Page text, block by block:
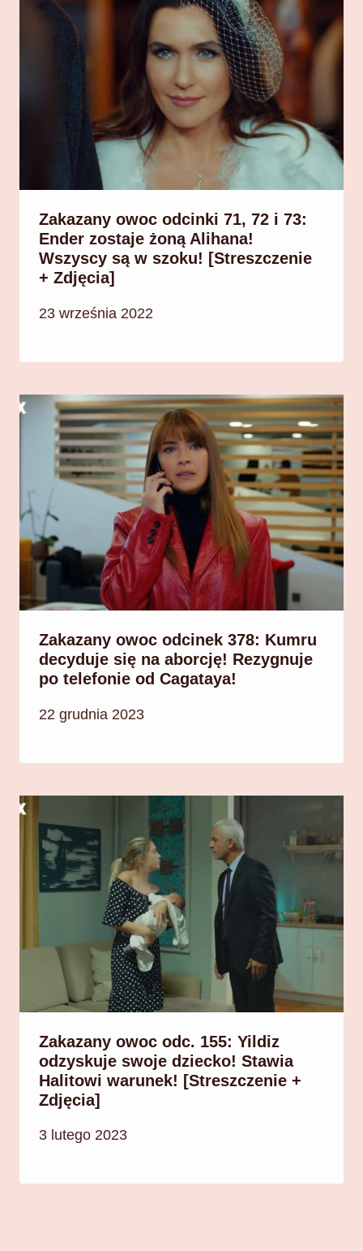
Zakazany owoc odcinki 71, 72 i 73:
Ender zostaje żoną Alihana!
Wszyscy są w szoku! [Streszczenie
+ Zdjęcia]
23 września 2022
Zakazany owoc odcinek 378: Kumru
decyduje się na aborcję! Rezygnuje
po telefonie od Cagataya!
22 grudnia 2023
Zakazany owoc odc. 155: Yildiz
odzyskuje swoje dziecko! Stawia
Halitowi warunek! [Streszczenie +
Zdjęcia]
3 lutego 2023